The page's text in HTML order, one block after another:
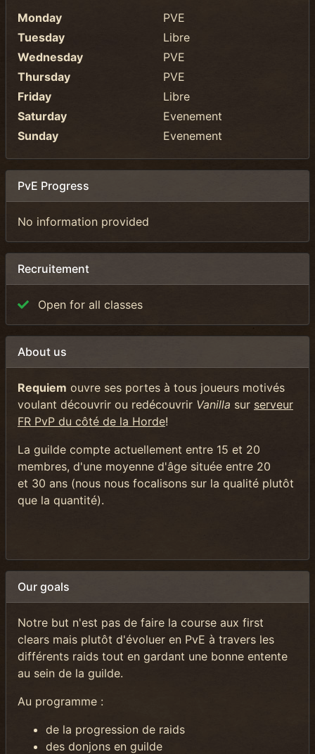
Monday
PVE
Tuesday
Libre
Wednesday
PVE
Thursday
PVE
Friday
Libre
Saturday
Evenement
Sunday
Evenement
PvE Progress
No information provided
Recruitement
Open for all classes
About us
Requiem ouvre ses portes à tous joueurs motivés
voulant découvrir ou redécouvrir Vanilla sur serveur
FR PvP du côté de la Horde!
La guilde compte actuellement entre 15 et 20
membres, d'une moyenne d'âge située entre 20
et 30 ans (nous nous focalisons sur la qualité plutôt
que la quantité).
Our goals
Notre but n'est pas de faire la course aux first
clears mais plutôt d'évoluer en PvE à travers les
différents raids tout en gardant une bonne entente
au sein de la guilde.
Au programme :
de la progression de raids
des donjons en guilde